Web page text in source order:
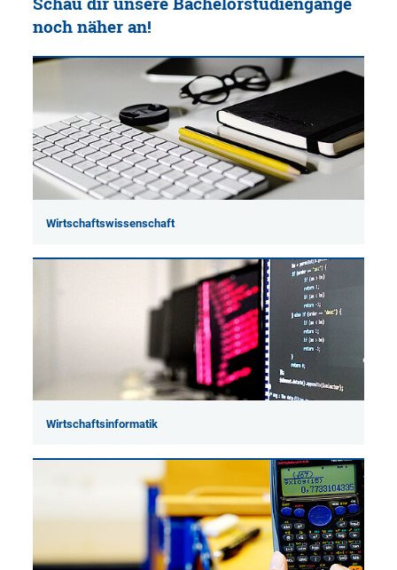
noch näher an!
Wirtschaftswissenschaft
Wirtschaftsinformatik